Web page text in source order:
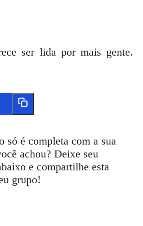
ser lida por mais gente.
só é completa com a sua
achou? Deixe seu
e compartilhe esta
grupo!